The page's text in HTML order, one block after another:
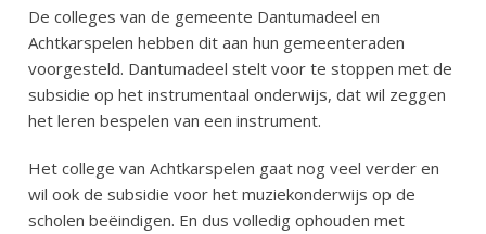
De colleges van de gemeente Dantumadeel en
Achtkarspelen hebben dit aan hun gemeenteraden
voorgesteld. Dantumadeel stelt voor te stoppen met de
subsidie op het instrumentaal onderwijs, dat wil zeggen
het leren bespelen van een instrument.
Het college van Achtkarspelen gaat nog veel verder en
wil ook de subsidie voor het muziekonderwijs op de
scholen beëindigen. En dus volledig ophouden met